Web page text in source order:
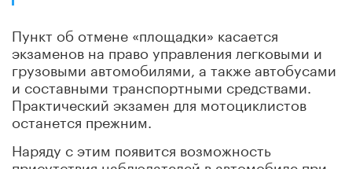
Пункт об отмене «площадки» касается
экзаменов на право управления легковыми и
грузовыми автомобилями, а также автобусами
и составными транспортными средствами.
Практический экзамен для мотоциклистов
останется прежним.
Наряду с этим появится возможность